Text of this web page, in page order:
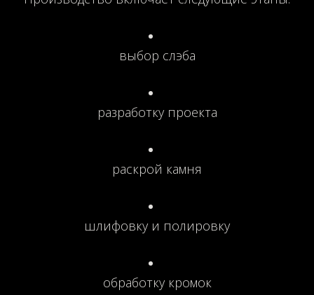
выбор слэба
разработку проекта
раскрой камня
шлифовку и полировку
обработку кромок